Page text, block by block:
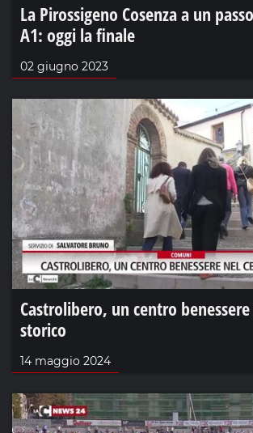
La Pirossigeno Cosenza a un
A1: oggi la finale
02 giugno 2023
Castrolibero, un centro
storico
14 maggio 2024